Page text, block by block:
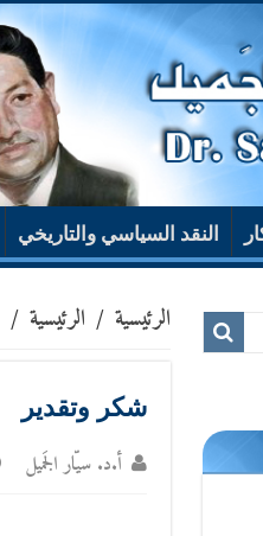
النقد السياسي والتاريخي
الرئيسية / الرئيسية /
شكر وتقدير
أ.د. سيّار الجَميل